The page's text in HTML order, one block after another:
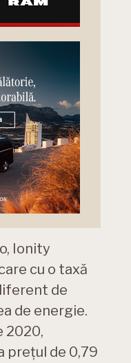
Ionity
cu o taxă
de
de energie.
2020,
prețul de 0,79